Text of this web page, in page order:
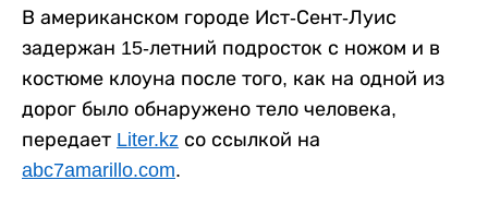
В американском городе Ист-Сент-Луис
задержан 15-летний подросток с ножом и в
костюме клоуна после того, как на одной из
дорог было обнаружено тело человека,
передает Liter.kz со ссылкой на
abc7amarillo.com.